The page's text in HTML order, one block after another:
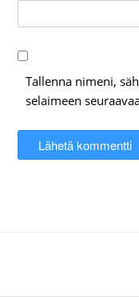
Tallenna nimeni,
selaimeen